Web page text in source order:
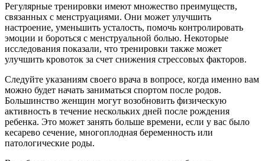
Регулярные тренировки имеют множество преимуществ,
связанных с менструациями. Они может улучшить
настроение, уменьшить усталость, помочь контролировать
эмоции и бороться с менструальной болью. Некоторые
исследования показали, что тренировки также может
улучшить кровоток за счет снижения стрессовых факторов.
Следуйте указаниям своего врача в вопросе, когда именно вам
можно будет начать заниматься спортом после родов.
Большинство женщин могут возобновить физическую
активность в течение нескольких дней после рождения
ребенка. Это может занять больше времени, если у вас было
кесарево сечение, многоплодная беременность или
патологические роды.